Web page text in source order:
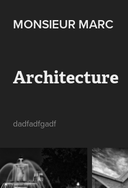
MONSIEUR MARC
Architecture
dadfadfgadf